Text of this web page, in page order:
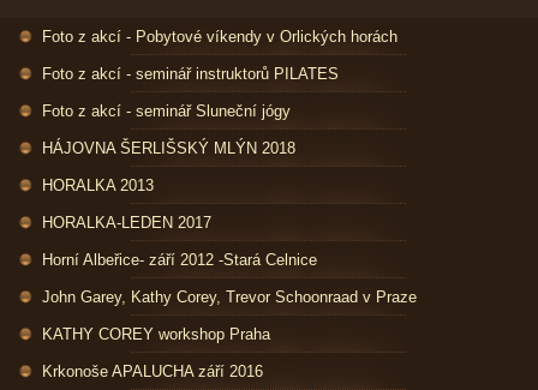
Foto z akcí - Pobytové víkendy v Orlických horách
Foto z akcí - seminář instruktorů PILATES
Foto z akcí - seminář Sluneční jógy
HÁJOVNA ŠERLIŠSKÝ MLÝN 2018
HORALKA 2013
HORALKA-LEDEN 2017
Horní Albeřice- září 2012 -Stará Celnice
John Garey, Kathy Corey, Trevor Schoonraad v Praze
KATHY COREY workshop Praha
Krkonoše APALUCHA září 2016